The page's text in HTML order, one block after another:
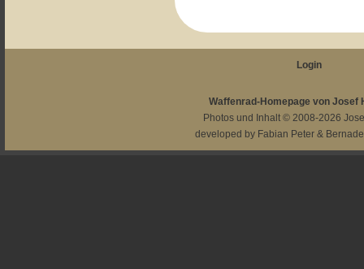
Login
Waffenrad-Homepage von Josef
Photos und Inhalt © 2008-2026
developed by Fabian Peter &